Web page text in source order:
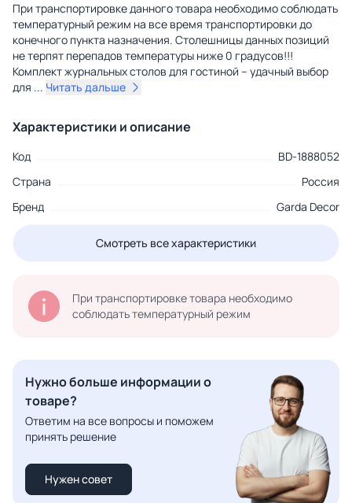
При транспортировке данного товара необходимо соблюдать
температурный режим на все время транспортировки до
конечного пункта назначения. Столешницы данных позиций
не терпят перепадов температуры ниже 0 градусов!!!
Комплект журнальных столов для гостиной – удачный выбор
для ... Читать дальше
Характеристики и описание
Код
BD-1888052
Страна
Россия
Бренд
Garda Decor
Смотреть все характеристики
При транспортировке товара необходимо
соблюдать температурный режим
Нужно больше информации о
товаре?
Ответим на все вопросы и поможем
принять решение
Нужен совет